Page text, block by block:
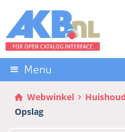
links
over
Direct
naar
de
inhoud
Direct
Menu
Webwinkel
Opslag